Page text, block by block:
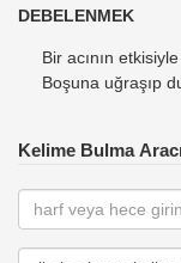
DEBELENMEK
Bir acının
Boşuna uğraşıp
Kelime Bulma